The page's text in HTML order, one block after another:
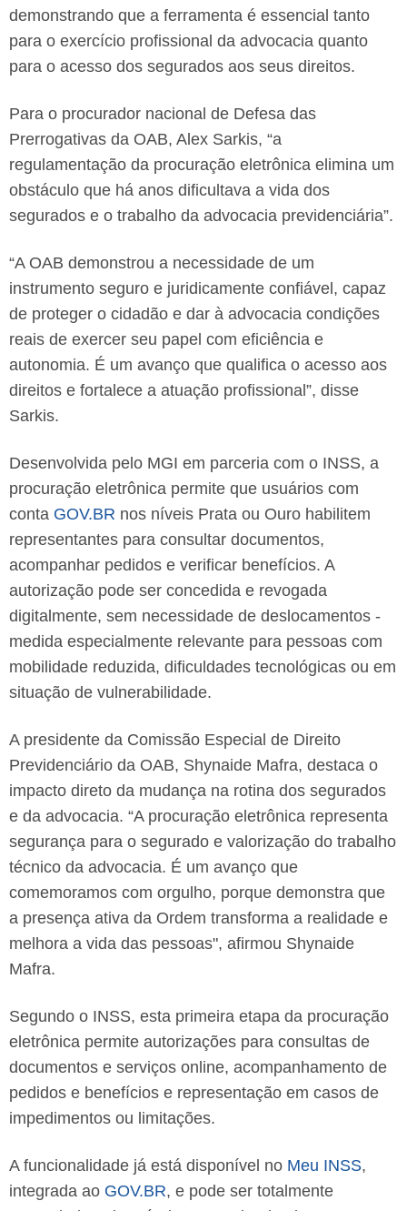
demonstrando que a ferramenta é essencial tanto
para o exercício profissional da advocacia quanto
para o acesso dos segurados aos seus direitos.
Para o procurador nacional de Defesa das
Prerrogativas da OAB, Alex Sarkis, “a
regulamentação da procuração eletrônica elimina um
obstáculo que há anos dificultava a vida dos
segurados e o trabalho da advocacia previdenciária”.
“A OAB demonstrou a necessidade de um
instrumento seguro e juridicamente confiável, capaz
de proteger o cidadão e dar à advocacia condições
reais de exercer seu papel com eficiência e
autonomia. É um avanço que qualifica o acesso aos
direitos e fortalece a atuação profissional”, disse
Sarkis.
Desenvolvida pelo MGI em parceria com o INSS, a
procuração eletrônica permite que usuários com
conta GOV.BR nos níveis Prata ou Ouro habilitem
representantes para consultar documentos,
acompanhar pedidos e verificar benefícios. A
autorização pode ser concedida e revogada
digitalmente, sem necessidade de deslocamentos -
medida especialmente relevante para pessoas com
mobilidade reduzida, dificuldades tecnológicas ou em
situação de vulnerabilidade.
A presidente da Comissão Especial de Direito
Previdenciário da OAB, Shynaide Mafra, destaca o
impacto direto da mudança na rotina dos segurados
e da advocacia. “A procuração eletrônica representa
segurança para o segurado e valorização do trabalho
técnico da advocacia. É um avanço que
comemoramos com orgulho, porque demonstra que
a presença ativa da Ordem transforma a realidade e
melhora a vida das pessoas", afirmou Shynaide
Mafra.
Segundo o INSS, esta primeira etapa da procuração
eletrônica permite autorizações para consultas de
documentos e serviços online, acompanhamento de
pedidos e benefícios e representação em casos de
impedimentos ou limitações.
A funcionalidade já está disponível no Meu INSS,
integrada ao GOV.BR, e pode ser totalmente